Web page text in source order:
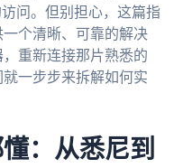
问。但别担心，这篇指
个清晰、可靠的解决
重新连接那片熟悉的
一步步来拆解如何实
：从悉尼到